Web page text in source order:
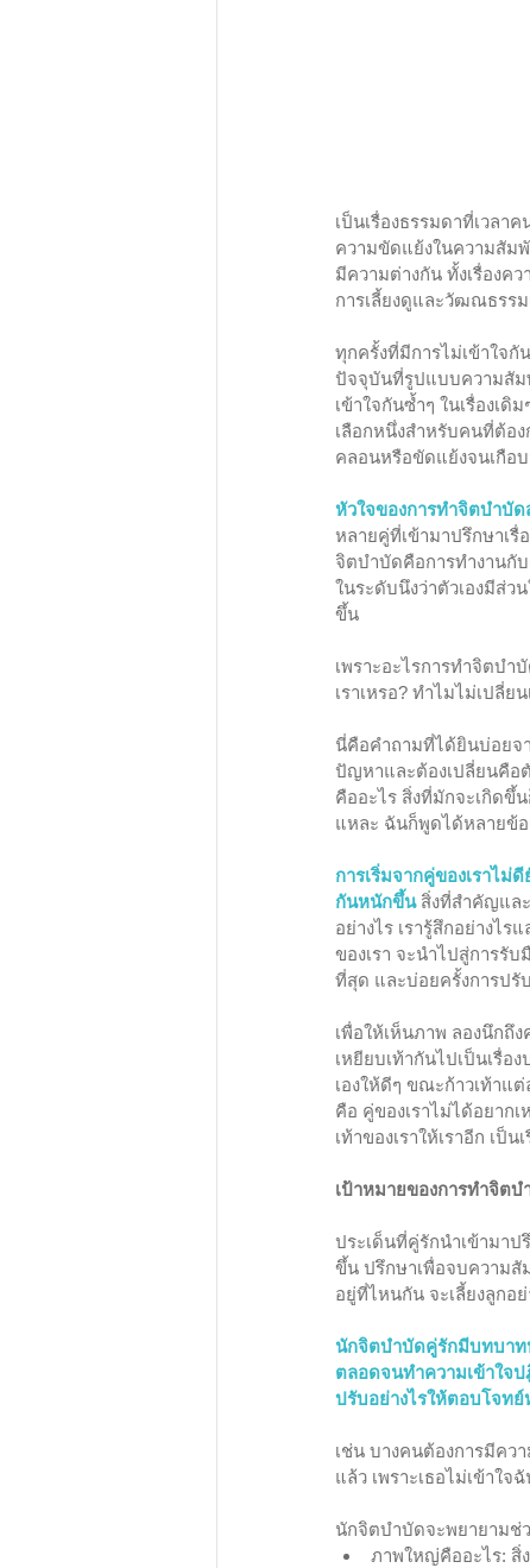
เป็นเรื่องธรรมดาที่เวลา
ความขัดแย้งในความสัม
มีความต่างกัน ทั้งเรื่องค
การเลี้ยงดูและวัฒณธรร
ทุกครั้งที่มีการไม่เข้าใจ
ปัจจุบันที่รูปแบบความสัม
เข้าใจกันซ้ำๆ ในเรื่องเ
เลือกหนึ่งสำหรับคนที่ต้อ
คลอนหรือขัดแย้งจนเกือ
หัวใจของการทำจิตบำบัด
หลายคู่ที่เข้ามาปรึกษาเ
จิตบำบัดคือการทำงานกั
ในระดับนึงว่าตัวเองมีส่ว
ขึ้น
เพราะอะไรการทำจิตบำ
เราเหรอ? ทำไมไม่เปลี่
นี่คือคำถามที่ได้ยินบ่อยจ
ปัญหาและต้องเปลี่ยนคือตั
คืออะไร สิ่งที่มักจะเกิดขึ้
แหละ​ ฉันก็พูดได้หลายข้
การเริ่มจากคู่ของเราไม่
กันหนักขึ้น สิ่งที่สำคัญและ
อย่างไร เรารู้สึกอย่างไ
ของเรา จะนำไปสู่การรั
ที่สุด และบ่อยครั้งการปรั
เพื่อให้เห็นภาพ ลองนึกถึ
เหยียบเท้ากันไปเป็นเรื่อ
เองให้ดีๆ ขณะก้าวเท้าแ
คือ คู่ของเราไม่ได้อยากเ
เท้าของเราให้เราอีก เป็
เป้าหมายของการทำจิต
ประเด็นที่คู่รักนำเข้ามา
ขึ้น ปรึกษาเพื่อจบความสั
อยู่ที่ไหนกัน จะเลี้ยงลูกอ
นักจิตบำบัดคู่รักมีบทบาท
ตลอดจนทำความเข้าใจ
ปรับอย่างไรให้ตอบโจท
เช่น บางคนต้องการมีคว
แล้ว เพราะเธอไม่เข้าใ
นักจิตบำบัดจะพยายามช่
ภาพใหญ่คืออะไร: สิ่